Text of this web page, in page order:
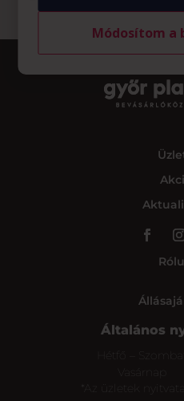
Általános
*Az üzletek
Módosítom a